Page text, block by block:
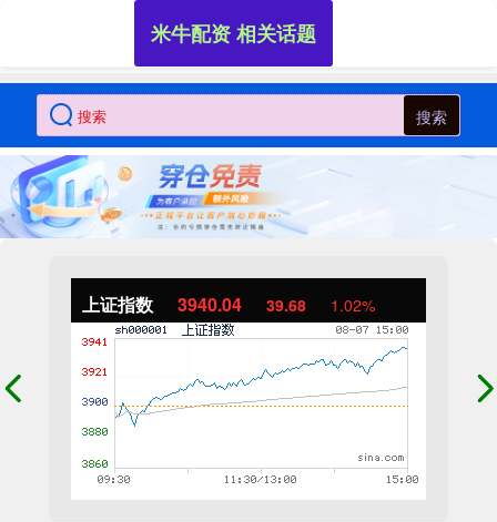
搜索
上证指数 3940.04 39.68 1.02%
米牛配资 相关话题